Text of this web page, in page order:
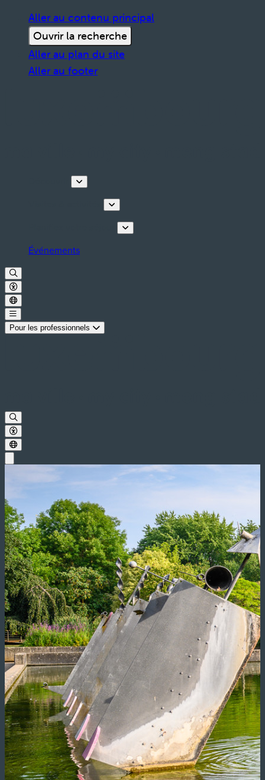
Aller au contenu principal
Ouvrir la recherche
Aller au plan du site
Aller au footer
Événements
Pour les professionnels